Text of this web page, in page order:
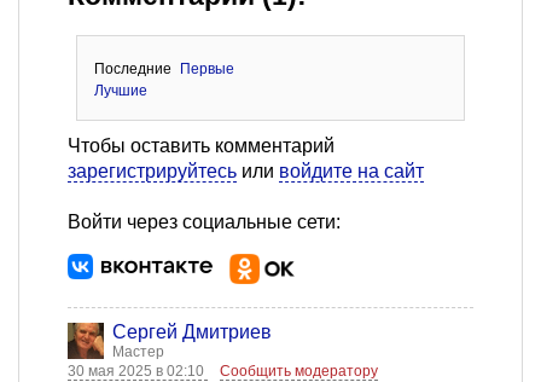
Последние
Первые
Лучшие
Чтобы оставить комментарий
зарегистрируйтесь или войдите на сайт
Войти через социальные сети:
Сергей Дмитриев
Мастер
30 мая 2025 в 02:10
Сообщить модератору